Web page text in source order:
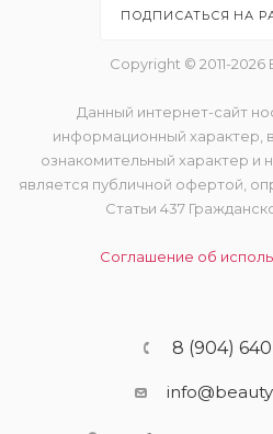
ПОДПИСАТЬСЯ НА
Copyright © 2011-
Данный интернет-сайт
информационный характер,
ознакомительный характер и
является публичной офертой,
Статьи 437
Соглашение об
8 (904)